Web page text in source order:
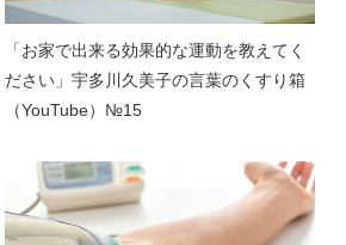
「お家で出来る効果的な運動を教えてく
ださい」宇多川久美子の言葉のくすり箱
（YouTube）№15